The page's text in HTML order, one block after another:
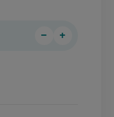
Persoon
−
Persoon
+